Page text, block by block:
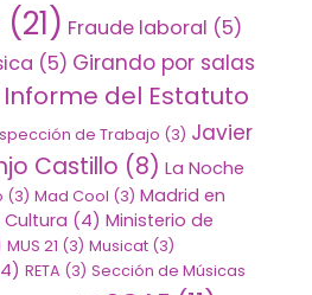
(21) Fraude laboral (5)
(5) Girando por salas
Informe del Estatuto
de Trabajo (3) Javier
Castillo (8) La Noche
(3) Mad Cool (3) Madrid en
Cultura (4) Ministerio de
MUS 21 (3) Musicat (3)
RETA (3) Sección de Músicas